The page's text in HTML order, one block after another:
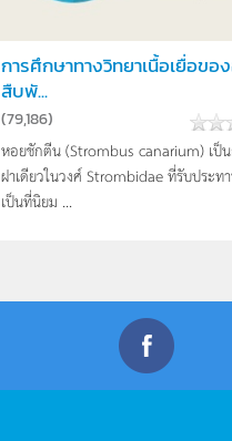
การศึกษาทางวิทยาเนื้อเยื่อขอ
สืบพั...
(79,186)
หอยชักตีน (Strombus canarium) เป็
ฝาเดียวในวงศ์ Strombidae ที่รับประท
เป็นที่นิยม ...